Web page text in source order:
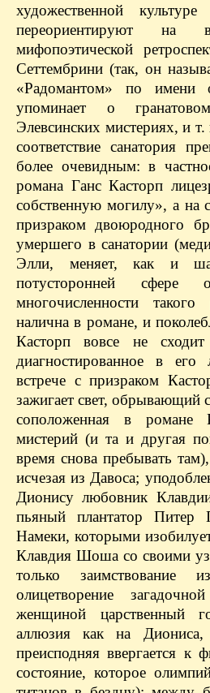
художественной
переориентируют на
мифопоэтической
Сеттембрини (так, он
«Радомантом» по
упоминает о
Элевсинских мистериях, и
соответствие санатория
более очевидным: в
романа Ганс Касторп
собственную могилу», а на
призраком двоюродного
умершего в санатории
Элли, меняет, как и
потусторонней
многочисленности
налична в романе, и
Касторп вовсе не
диагностированное в
встрече с призраком
зажигает свет,
соположенная в романе
мистерий (и та и другая
время снова пребывать
исчезая из Давоса;
Дионису любовник
пьяный плантатор Питер
Намеки, которыми
Клавдия Шоша со своими
только
олицетворение
женщиной царственный
аллюзия как на
преисподняя ввергается к
состояние, которое